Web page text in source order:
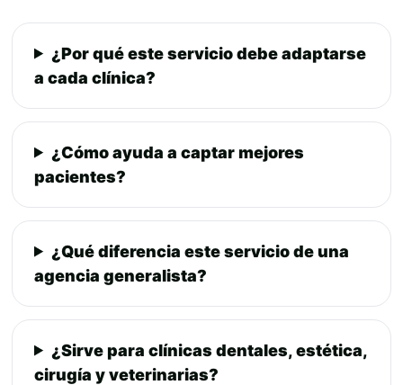
¿Por qué este servicio debe adaptarse
a cada clínica?
¿Cómo ayuda a captar mejores
pacientes?
¿Qué diferencia este servicio de una
agencia generalista?
¿Sirve para clínicas dentales, estética,
cirugía y veterinarias?